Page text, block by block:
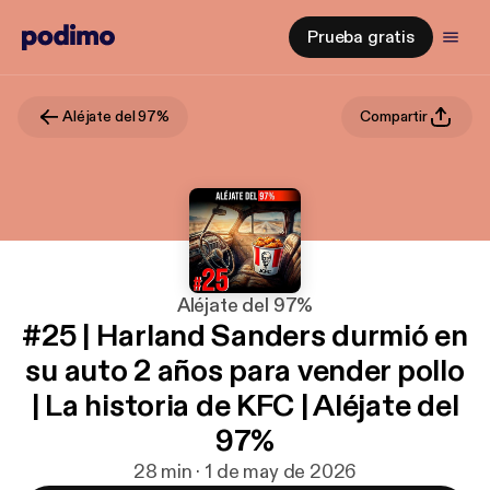
Prueba gratis
Aléjate del 97% Compartir
Aléjate del 97%
#25 | Harland Sanders durmió en
su auto 2 años para vender pollo
| La historia de KFC | Aléjate del
97%
28 min · 1 de may de 2026